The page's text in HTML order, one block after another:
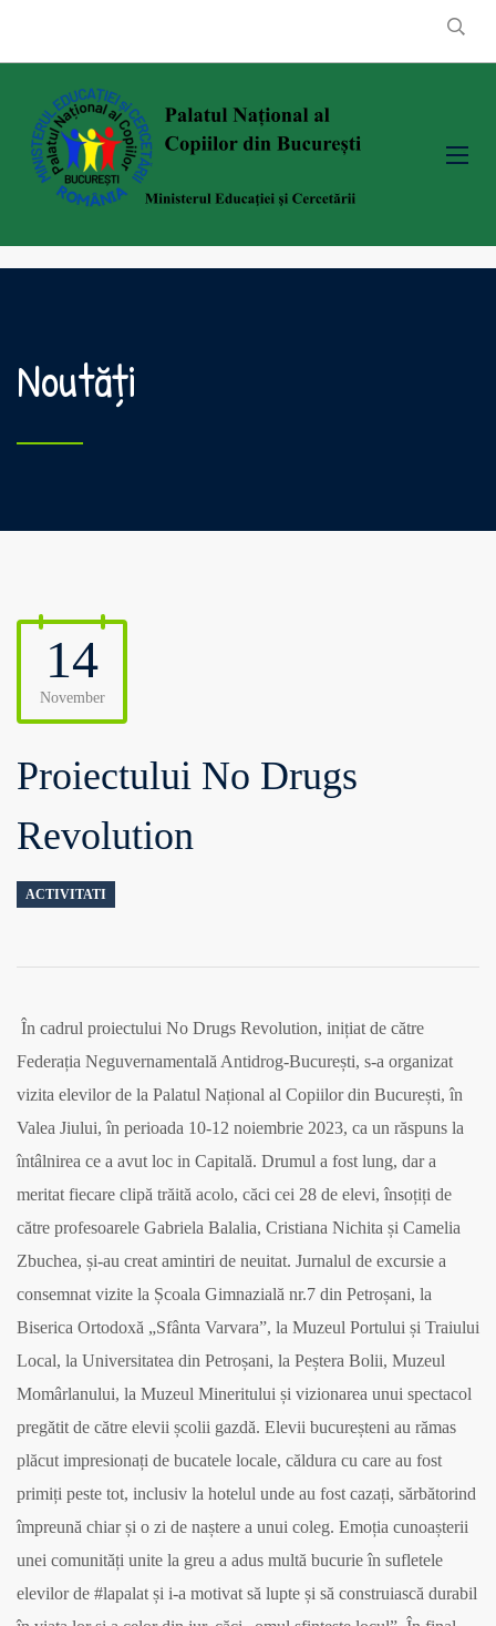
Noutăți
14
November
Proiectului No Drugs
Revolution
ACTIVITATI
În cadrul proiectului No Drugs Revolution, inițiat de către
Federația Neguvernamentală Antidrog-București, s-a organizat
vizita elevilor de la Palatul Național al Copiilor din București, în
Valea Jiului, în perioada 10-12 noiembrie 2023, ca un răspuns la
întâlnirea ce a avut loc in Capitală. Drumul a fost lung, dar a
meritat fiecare clipă trăită acolo, căci cei 28 de elevi, însoțiți de
către profesoarele Gabriela Balalia, Cristiana Nichita și Camelia
Zbuchea, și-au creat amintiri de neuitat. Jurnalul de excursie a
consemnat vizite la Școala Gimnazială nr.7 din Petroșani, la
Biserica Ortodoxă „Sfânta Varvara”, la Muzeul Portului și Traiului
Local, la Universitatea din Petroșani, la Peștera Bolii, Muzeul
Momârlanului, la Muzeul Mineritului și vizionarea unui spectacol
pregătit de către elevii școlii gazdă. Elevii bucureșteni au rămas
plăcut impresionați de bucatele locale, căldura cu care au fost
primiți peste tot, inclusiv la hotelul unde au fost cazați, sărbătorind
împreună chiar și o zi de naștere a unui coleg. Emoția cunoașterii
unei comunități unite la greu a adus multă bucurie în sufletele
elevilor de #lapalat și i-a motivat să lupte și să construiască durabil